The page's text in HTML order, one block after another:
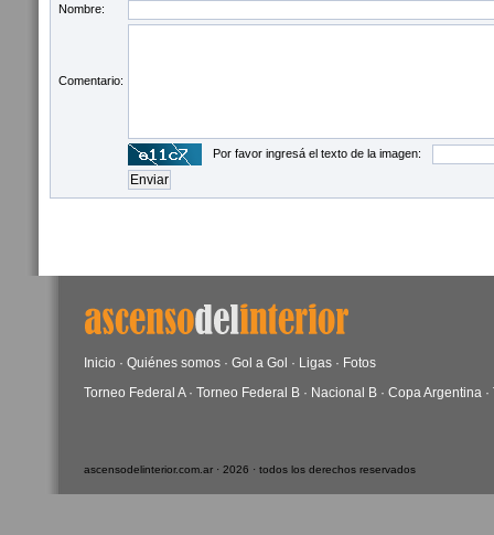
Nombre:
Comentario:
Por favor ingresá el texto de la imagen:
Inicio · Quiénes somos · Gol a Gol · Ligas · Fotos
Torneo Federal A· Torneo Federal B · Nacional B · Copa Argentina ·
ascensodelinterior.com.ar · 2026 · todos los derechos reservados